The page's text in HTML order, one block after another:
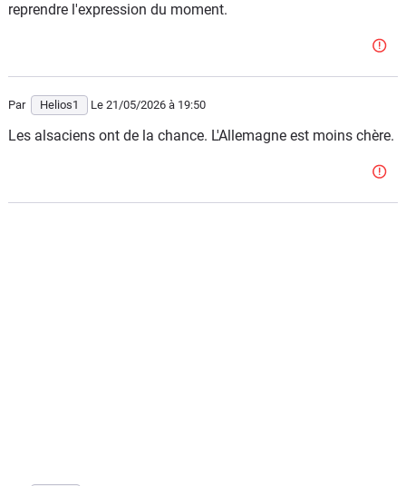
reprendre l'expression du moment.
Par Helios1 Le 21/05/2026 à 19:50
Les alsaciens ont de la chance. L'Allemagne est moins chère.